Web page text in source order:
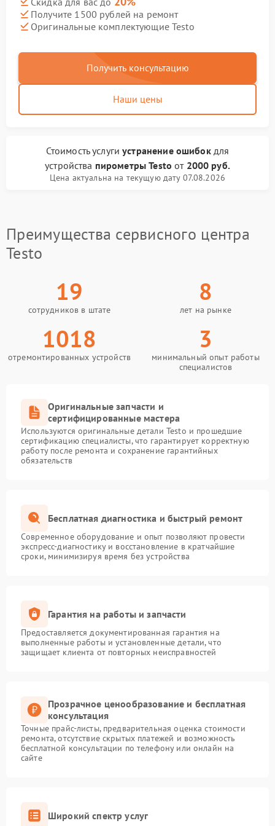
Получите 1500 рублей на ремонт
Оригинальные комплектующие Testo
Получить консультацию
Наши цены
Стоимость услугиустранение ошибокдля
устройства пирометры Testo от 2000 руб.
Цена актуальна на текущую дату 07.08.2026
Преимущества сервисного центра
Testo
19
сотрудников в штате
8
лет на рынке
1018
отремонтированных устройств
3
минимальный опыт работы
специалистов
Оригинальные запчасти и
сертифицированные мастера
Используются оригинальные детали Testo и прошедшие
сертификацию специалисты, что гарантирует корректную
работу после ремонта и сохранение гарантийных
обязательств
Бесплатная диагностика и быстрый ремонт
Современное оборудование и опыт позволяют провести
экспресс-диагностику и восстановление в кратчайшие
сроки, минимизируя время без устройства
Гарантия на работы и запчасти
Предоставляется документированная гарантия на
выполненные работы и установленные детали, что
защищает клиента от повторных неисправностей
Прозрачное ценообразование и бесплатная
консультация
Точные прайс-листы, предварительная оценка стоимости
ремонта, отсутствие скрытых платежей и возможность
бесплатной консультации по телефону или онлайн на
сайте
Широкий спектр услуг